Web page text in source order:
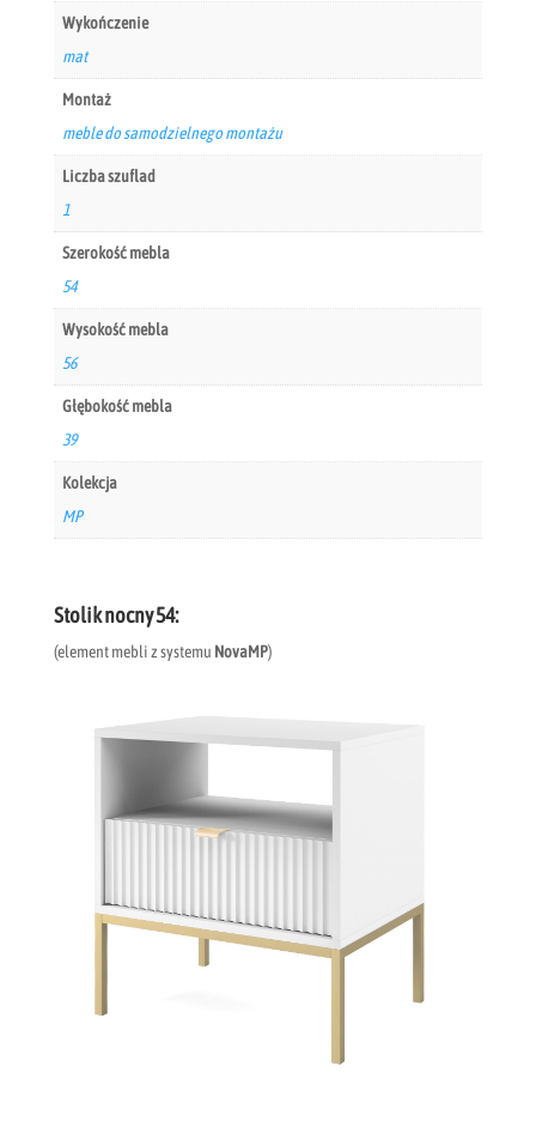
Stolik nocny 54:
(element mebli z systemu NovaMP)
Wykończenie
mat
Montaż
meble do samodzielnego montażu
Liczba szuflad
1
Szerokość mebla
54
Wysokość mebla
56
Głębokość mebla
39
Kolekcja
MP